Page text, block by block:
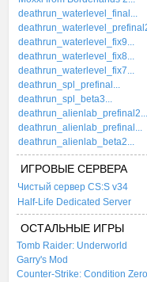
deathrun_waterlevel_final...
deathrun_waterlevel_fix9...
deathrun_waterlevel_fix8...
deathrun_waterlevel_fix7...
deathrun_spl_prefinal...
deathrun_spl_beta3...
deathrun_alienlab_prefinal2...
deathrun_alienlab_prefinal...
deathrun_alienlab_beta2...
ИГРОВЫЕ СЕРВЕРА
Чистый сервер CS:S v34
Half-Life Dedicated Server
ОСТАЛЬНЫЕ ИГРЫ
Tomb Raider: Underworld
Garry's Mod
Counter-Strike: Condition Zero